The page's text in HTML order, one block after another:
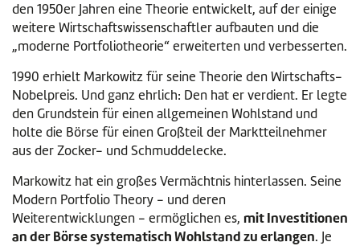
den 1950er Jahren eine Theorie entwickelt, auf der einige
weitere Wirtschaftswissenschaftler aufbauten und die
„moderne Portfoliotheorie“ erweiterten und verbesserten.
1990 erhielt Markowitz für seine Theorie den Wirtschafts-
Nobelpreis. Und ganz ehrlich: Den hat er verdient. Er legte
den Grundstein für einen allgemeinen Wohlstand und
holte die Börse für einen Großteil der Marktteilnehmer
aus der Zocker- und Schmuddelecke.
Markowitz hat ein großes Vermächtnis hinterlassen. Seine
Modern Portfolio Theory - und deren
Weiterentwicklungen - ermöglichen es, mit Investitionen
an der Börse systematisch Wohlstand zu erlangen. Je